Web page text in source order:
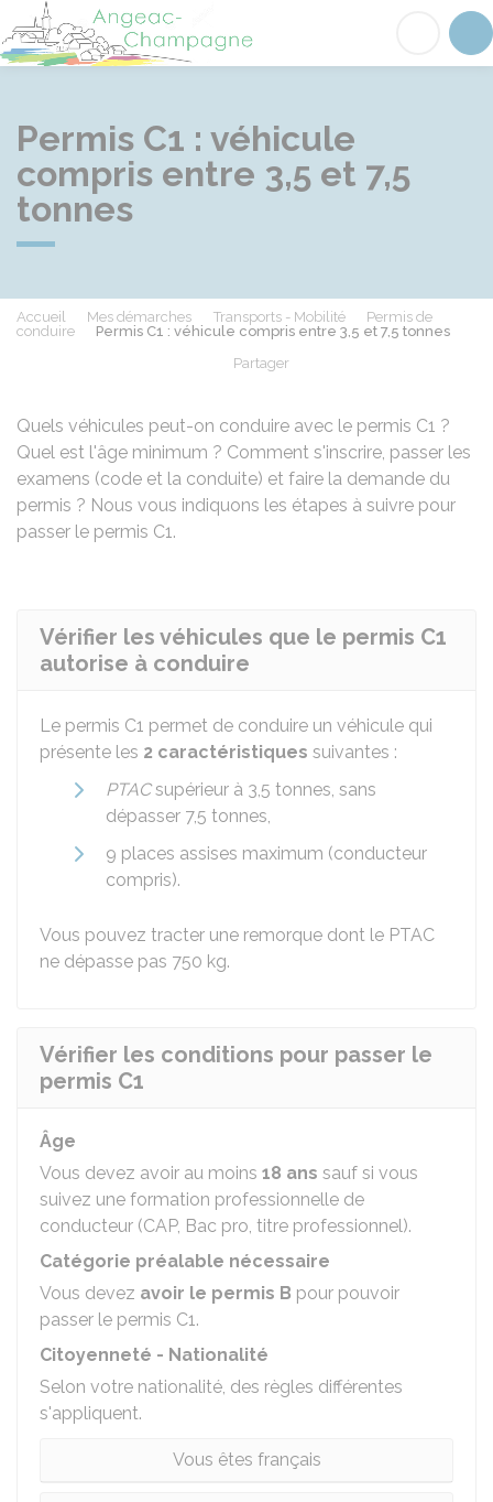
Angeac-Champagne
Permis C1 : véhicule
compris entre 3,5 et 7,5
tonnes
Accueil Mes démarches Transports - Mobilité
Permis de
conduire
Permis C1 : véhicule compris entre 3,5 et 7,5 tonnes
Partager
Quels véhicules peut-on conduire avec le permis C1 ?
Quel est l'âge minimum ? Comment s'inscrire, passer les
examens (code et la conduite) et faire la demande du
permis ? Nous vous indiquons les étapes à suivre pour
passer le permis C1.
Vérifier les véhicules que le permis C1
autorise à conduire
Le permis C1 permet de conduire un véhicule qui
présente les 2 caractéristiques suivantes :
PTACsupérieur à 3,5 tonnes, sans
dépasser 7,5 tonnes,
9 places assises maximum (conducteur
compris).
Vous pouvez tracter une remorque dont le PTAC
ne dépasse pas 750 kg.
Vérifier les conditions pour passer le
permis C1
Âge
Vous devez avoir au moins 18 ans sauf si vous
suivez une formation professionnelle de
conducteur (CAP, Bac pro, titre professionnel).
Catégorie préalable nécessaire
Vous devez avoir le permis B pour pouvoir
passer le permis C1.
Citoyenneté - Nationalité
Selon votre nationalité, des règles différentes
s'appliquent.
Vous êtes français